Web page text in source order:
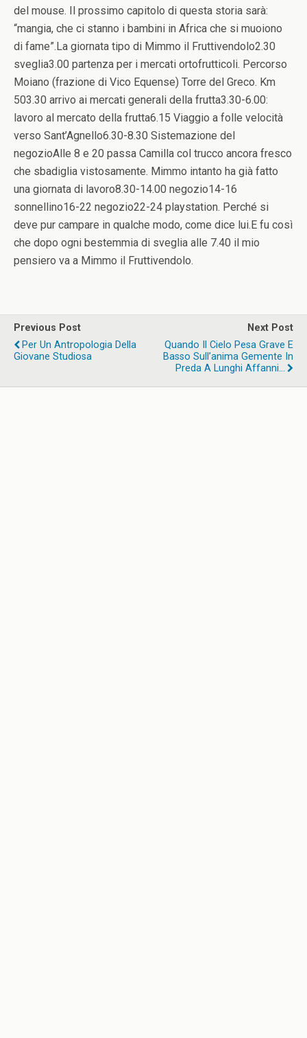
del mouse. Il prossimo capitolo di questa storia sarà:
“mangia, che ci stanno i bambini in Africa che si muoiono
di fame”.La giornata tipo di Mimmo il Fruttivendolo2.30
sveglia3.00 partenza per i mercati ortofrutticoli. Percorso
Moiano (frazione di Vico Equense) Torre del Greco. Km
503.30 arrivo ai mercati generali della frutta3.30-6.00:
lavoro al mercato della frutta6.15 Viaggio a folle velocità
verso Sant’Agnello6.30-8.30 Sistemazione del
negozioAlle 8 e 20 passa Camilla col trucco ancora fresco
che sbadiglia vistosamente. Mimmo intanto ha già fatto
una giornata di lavoro8.30-14.00 negozio14-16
sonnellino16-22 negozio22-24 playstation. Perché si
deve pur campare in qualche modo, come dice lui.E fu così
che dopo ogni bestemmia di sveglia alle 7.40 il mio
pensiero va a Mimmo il Fruttivendolo.
Previous Post
Per Un Antropologia Della
Giovane Studiosa
Next Post
Quando Il Cielo Pesa Grave E
Basso Sull’anima Gemente In
Preda A Lunghi Affanni…